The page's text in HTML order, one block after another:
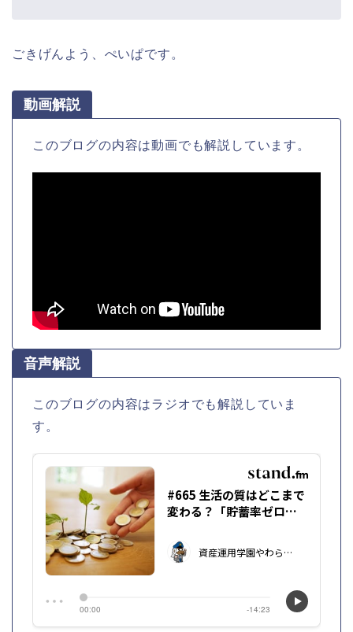
ごきげんよう、ぺいぱです。
動画解説
このブログの内容は動画でも解説しています。
音声解説
このブログの内容はラジオでも解説していま
す。